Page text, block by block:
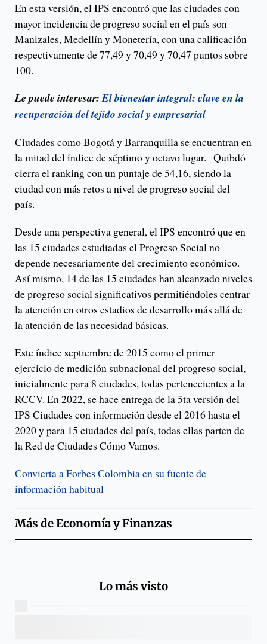
En esta versión, el IPS encontró que las ciudades con
mayor incidencia de progreso social en el país son
Manizales, Medellín y Monetería, con una calificación
respectivamente de 77,49 y 70,49 y 70,47 puntos sobre
100.
Le puede interesar:El bienestar integral: clave en la
recuperación del tejido social y empresarial
Ciudades como Bogotá y Barranquilla se encuentran en
la mitad del índice de séptimo y octavo lugar. Quibdó
cierra el ranking con un puntaje de 54,16, siendo la
ciudad con más retos a nivel de progreso social del
país.
Desde una perspectiva general, el IPS encontró que en
las 15 ciudades estudiadas el Progreso Social no
depende necesariamente del crecimiento económico.
Así mismo, 14 de las 15 ciudades han alcanzado niveles
de progreso social significativos permitiéndoles centrar
la atención en otros estadios de desarrollo más allá de
la atención de las necesidad básicas.
Este índice septiembre de 2015 como el primer
ejercicio de medición subnacional del progreso social,
inicialmente para 8 ciudades, todas pertenecientes a la
RCCV. En 2022, se hace entrega de la 5ta versión del
IPS Ciudades con información desde el 2016 hasta el
2020 y para 15 ciudades del país, todas ellas parten de
la Red de Ciudades Cómo Vamos.
Convierta a Forbes Colombia en su fuente de
información habitual
Más deEconomía y Finanzas
Lo más visto